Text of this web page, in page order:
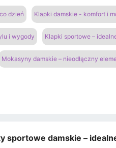
dzień Klapki damskie - komfort i
i wygody Klapki sportowe –
Mokasyny damskie – nieodłączny
sportowe damskie –